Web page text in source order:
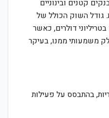
קטנים ובינוניים
גודל השוק הכולל של
דולרים, כאשר
משמעותי ממנו, בעיקר
בהתבסס על פעילות